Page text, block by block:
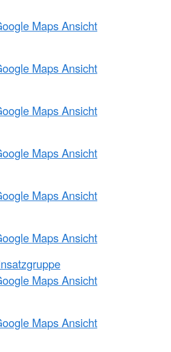
Maps Ansicht
Maps Ansicht
Maps Ansicht
Maps Ansicht
Maps Ansicht
Maps Ansicht
Maps Ansicht
Maps Ansicht